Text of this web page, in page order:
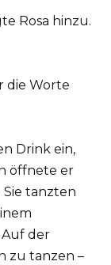
Rosa hinzu.
die Worte
Drink ein,
öffnete er
Sie tanzten
Auf der
zu tanzen –